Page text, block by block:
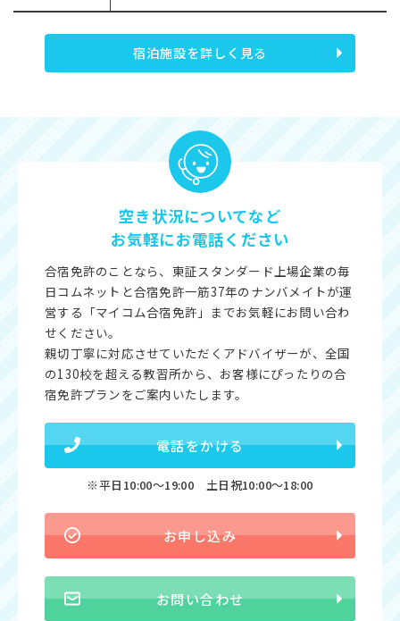
宿泊施設を詳しく見る
空き状況についてなど
お気軽にお電話ください
合宿免許のことなら、東証スタンダード上場企業の毎
日コムネットと合宿免許一筋37年のナンバメイトが運
営する「マイコム合宿免許」までお気軽にお問い合わ
せください。
親切丁寧に対応させていただくアドバイザーが、全国
の130校を超える教習所から、お客様にぴったりの合
宿免許プランをご案内いたします。
電話をかける
※平日10:00〜19:00 土日祝10:00〜18:00
お申し込み
お問い合わせ